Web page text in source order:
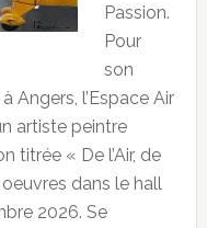
Passion.
Pour
son
Angers, l’Espace Air
artiste peintre
titrée « De l’Air, de
dans le hall
2026. Se